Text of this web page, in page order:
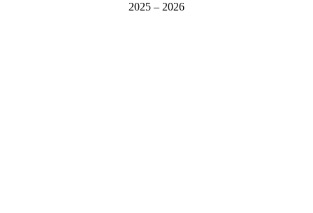
2025 – 2026